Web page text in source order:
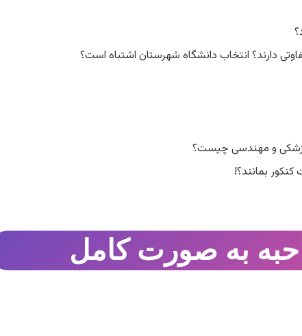
دارند؟ انتخاب دانشگاه شهرستان اشتباه است؟
پزشکی و مهندسی چیست؟
بمانند؟!
به صورت کامل